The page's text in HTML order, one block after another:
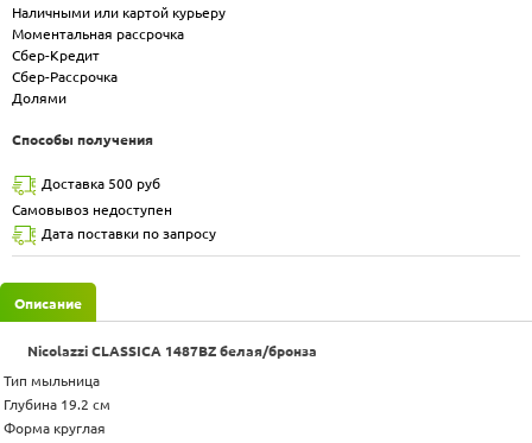
Наличными или картой курьеру
Моментальная рассрочка
Сбер-Кредит
Сбер-Рассрочка
Долями
Способы получения
Доставка 500 руб
Самовывоз недоступен
Дата поставки по запросу
Описание
Nicolazzi CLASSICA 1487BZ белая/бронза
Тип мыльница
Глубина 19.2 см
Форма круглая